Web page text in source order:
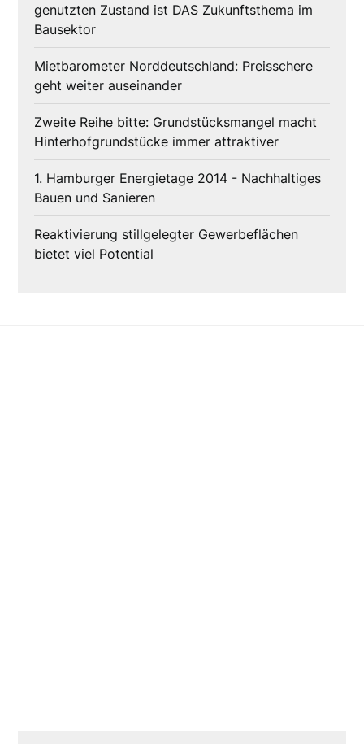
genutzten Zustand ist DAS Zukunftsthema im
Bausektor
Mietbarometer Norddeutschland: Preisschere
geht weiter auseinander
Zweite Reihe bitte: Grundstücksmangel macht
Hinterhofgrundstücke immer attraktiver
1. Hamburger Energietage 2014 - Nachhaltiges
Bauen und Sanieren
Reaktivierung stillgelegter Gewerbeflächen
bietet viel Potential